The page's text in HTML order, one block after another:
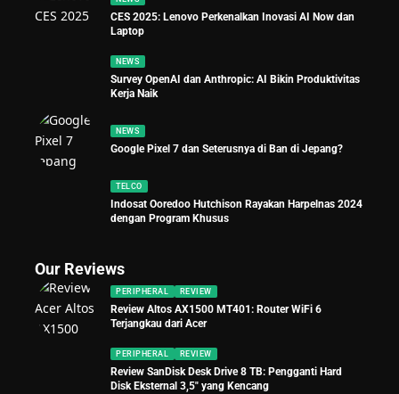
CES 2025: Lenovo Perkenalkan Inovasi AI Now dan
Laptop
NEWS
Survey OpenAI dan Anthropic: AI Bikin Produktivitas
Kerja Naik
NEWS
Google Pixel 7 dan Seterusnya di Ban di Jepang?
TELCO
Indosat Ooredoo Hutchison Rayakan Harpelnas 2024
dengan Program Khusus
Our Reviews
PERIPHERAL REVIEW
Review Altos AX1500 MT401: Router WiFi 6
Terjangkau dari Acer
PERIPHERAL REVIEW
Review SanDisk Desk Drive 8 TB: Pengganti Hard
Disk Eksternal 3,5″ yang Kencang